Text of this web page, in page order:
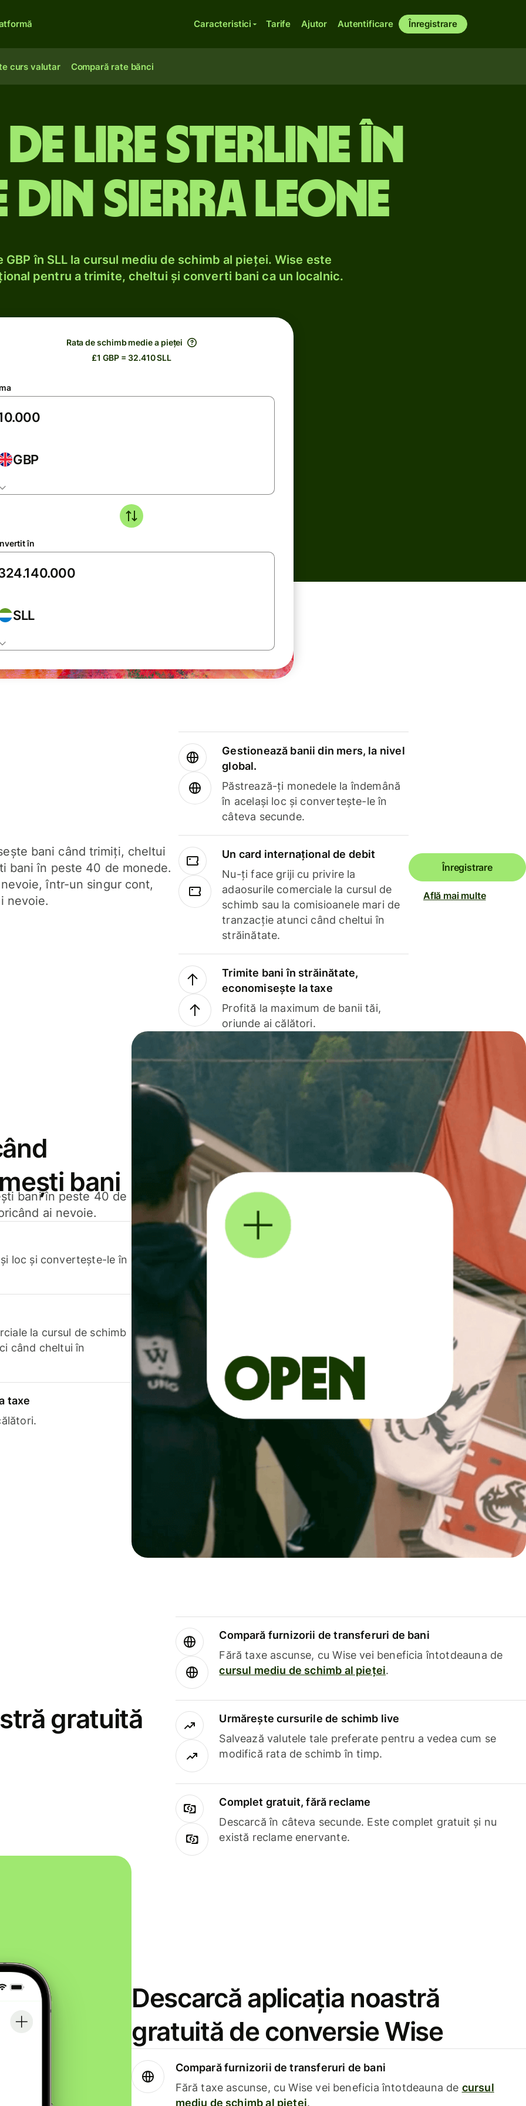
Caracteristici Tarife Ajutor Autentificare Înregistrare
curs valutar Compară rate bănci
de lire sterline în
Sierra Leone
în SLL la cursul mediu de schimb al pieței. Wise este
pentru a trimite, cheltui și converti bani ca un localnic.
Rata de schimb medie a pieței
£1 GBP = 32.410 SLL
GBP
în
SLL
bani când trimiți, cheltui
bani în peste 40 de monede.
într-un singur cont,
nevoie.
Gestionează banii din mers, la nivel
global.
Păstrează-ți monedele la îndemână
în același loc și convertește-le în
câteva secunde.
Un card internațional de debit
Nu-ți face griji cu privire la
adaosurile comerciale la cursul de
schimb sau la comisioanele mari de
tranzacție atunci când cheltui în
străinătate.
Trimite bani în străinătate,
economisește la taxe
Profită la maximum de banii tăi,
oriunde ai călători.
Înregistrare
Află mai multe
bani
bani în peste 40 de
ai nevoie.
loc și convertește-le în
la cursul de schimb
când cheltui în
taxe
gratuită
Compară furnizorii de transferuri de bani
Fără taxe ascunse, cu Wise vei beneficia întotdeauna de
cursul mediu de schimb al pieței.
Urmărește cursurile de schimb live
Salvează valutele tale preferate pentru a vedea cum se
modifică rata de schimb în timp.
Complet gratuit, fără reclame
Descarcă în câteva secunde. Este complet gratuit și nu
există reclame enervante.
Descarcă aplicația noastră
gratuită de conversie Wise
Compară furnizorii de transferuri de bani
Fără taxe ascunse, cu Wise vei beneficia întotdeauna de cursul
mediu de schimb al pieței.